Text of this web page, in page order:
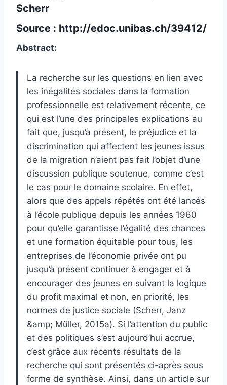
Scherr
Source : http://edoc.unibas.ch/39412/
Abstract:
La recherche sur les questions en lien avec
les inégalités sociales dans la formation
professionnelle est relativement récente, ce
qui est l’une des principales explications au
fait que, jusqu’à présent, le préjudice et la
discrimination qui affectent les jeunes issus
de la migration n’aient pas fait l’objet d’une
discussion publique soutenue, comme c’est
le cas pour le domaine scolaire. En effet,
alors que des appels répétés ont été lancés
à l’école publique depuis les années 1960
pour qu’elle garantisse l’égalité des chances
et une formation équitable pour tous, les
entreprises de l’économie privée ont pu
jusqu’à présent continuer à engager et à
encourager des jeunes en suivant la logique
du profit maximal et non, en priorité, les
normes de justice sociale (Scherr, Janz
&amp; Müller, 2015a). Si l’attention du public
et des politiques s’est aujourd’hui accrue,
c’est grâce aux récents résultats de la
recherche qui sont présentés ci-après sous
forme de synthèse. Ainsi, dans un article sur